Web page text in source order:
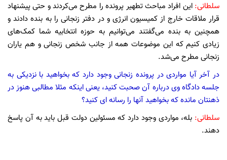
سلطانی: این افراد مباحث تطهیر پرونده را مطرح می‌کردند و حتی پیشنهاد
قرار ملاقات خارج از کمیسیون انرژی و در دفتر زنجانی را به بنده دادند و
همچنین به بنده می‌گفتند می‌توانیم به حوزه انتخابیه شما کمک‌های
زیادی کنیم که این موضوعات همه از جانب شخص زنجانی و هم یاران
زنجانی مطرح می‌شد.
در آخر آیا مواردی در پرونده زنجانی وجود دارد که بخواهید با نزدیکی به
جلسه دادگاه وی درباره آن صحبت کنید، یعنی اینکه مثلا مطالبی هنوز در
ذهنتان مانده که بخواهید آنها را رسانه ای کنید؟
سلطانی: بله، مواردی وجود دارد که مسئولین دولت قبل باید به آن پاسخ
دهند.